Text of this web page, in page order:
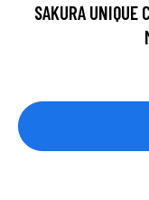
SAKURA UNIQUE